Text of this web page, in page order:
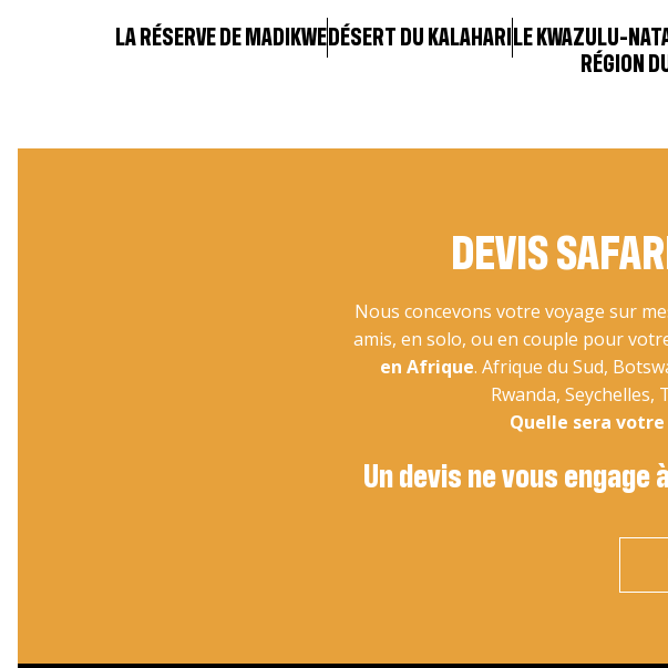
rue Kloof […]
LA RÉSERVE DE MADIKWE DÉSERT DU KALAHARI LE KWAZULU-
RÉGION
DEVIS
Nous concevons votre voyage sur
amis, en solo, ou en couple pour
en Afrique. Afrique du Sud,
Rwanda,
Quelle sera
Un devis ne vous